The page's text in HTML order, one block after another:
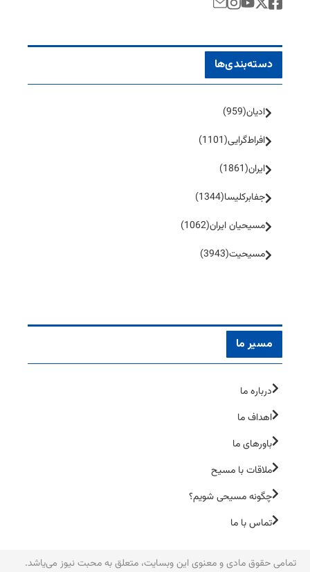
دسته‌بندی‌ها
ادیان(959)
افراط‌گرایی(1101)
ایران(1861)
جفا‌بر‌کلیسا(1344)
مسیحیان ایران(1062)
مسیحیت(3943)
مسیر ما
درباره ما
اهداف ما
باورهای ما
ملاقات با مسیح
چگونه مسیحی شویم؟
تماس با ما
تمامی حقوق مادی و معنوی این وبسایت، متعلق به محبت نیوز می‌یاشد.